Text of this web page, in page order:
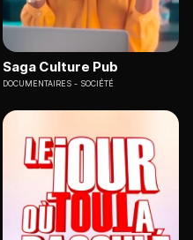
Saga Culture Pub
DOCUMENTAIRES SOCIÉTÉ